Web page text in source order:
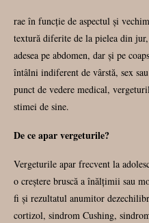
rae în funcție de aspectul și
textură diferite de la pielea din
adesea pe abdomen, dar și pe
întâlni indiferent de vârstă, sex
punct de vedere medical,
stimei de sine.
De ce apar vergeturile?
Vergeturile apar frecvent la
o creștere bruscă a înălțimii sau
fi și rezultatul anumitor
cortizol, sindrom Cushing,